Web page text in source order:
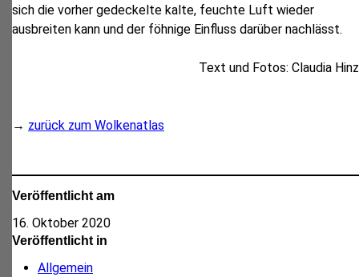
sich die vorher gedeckelte kalte, feuchte Luft wieder
ausbreiten kann und der föhnige Einfluss darüber nachlässt.
Text und Fotos: Claudia Hinz
→ zurück zum Wolkenatlas
Veröffentlicht am
16. Oktober 2020
Veröffentlicht in
Allgemein